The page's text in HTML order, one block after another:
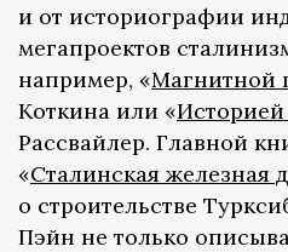
и от историографии
мегапроектов
например, «Магнитной
Коткина или «
Рассвайлер. Главной
«Сталинская железная
о строительстве
Пэйн не только